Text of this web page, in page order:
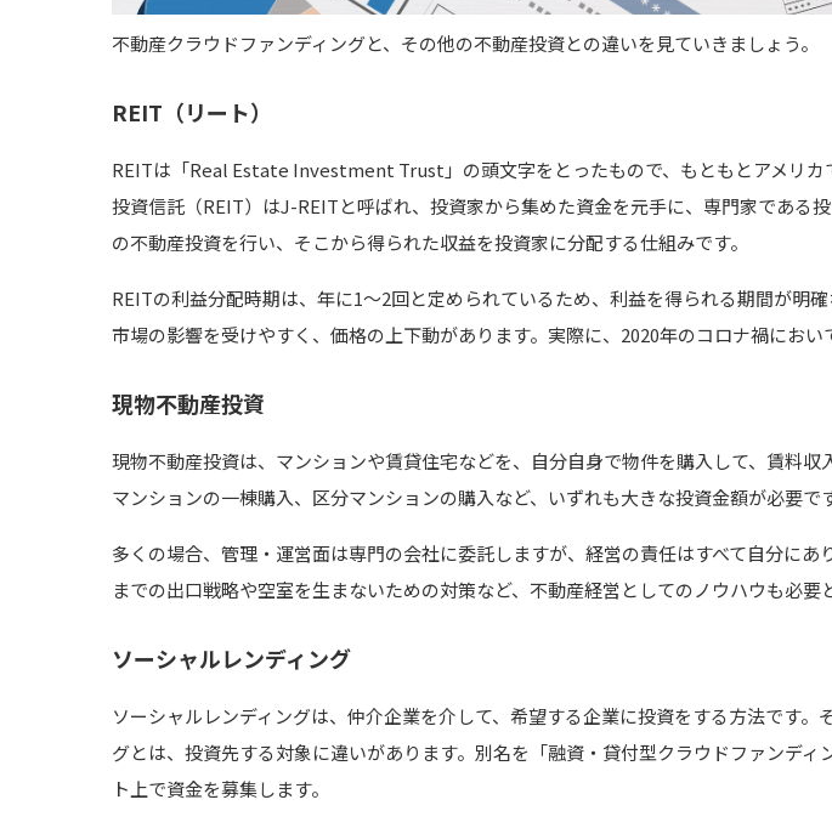
不動産クラウドファンディングと、その他の不動産投資との違いを見ていきましょう。
REIT（リート）
REITは「Real Estate Investment Trust」の頭文字をとったもので、もともとアメリカ
投資信託（REIT）はJ-REITと呼ばれ、投資家から集めた資金を元手に、専門家である
の不動産投資を行い、そこから得られた収益を投資家に分配する仕組みです。
REITの利益分配時期は、年に1〜2回と定められているため、利益を得られる期間が明確
市場の影響を受けやすく、価格の上下動があります。実際に、2020年のコロナ禍におい
現物不動産投資
現物不動産投資は、マンションや賃貸住宅などを、自分自身で物件を購入して、賃料収
マンションの一棟購入、区分マンションの購入など、いずれも大きな投資金額が必要です
多くの場合、管理・運営面は専門の会社に委託しますが、経営の責任はすべて自分に
までの出口戦略や空室を生まないための対策など、不動産経営としてのノウハウも必要
ソーシャルレンディング
ソーシャルレンディングは、仲介企業を介して、希望する企業に投資をする方法です。
グとは、投資先する対象に違いがあります。別名を「融資・貸付型クラウドファンディ
ト上で資金を募集します。